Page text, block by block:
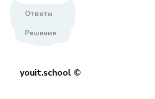
Ответы
Решения
youit.school ©